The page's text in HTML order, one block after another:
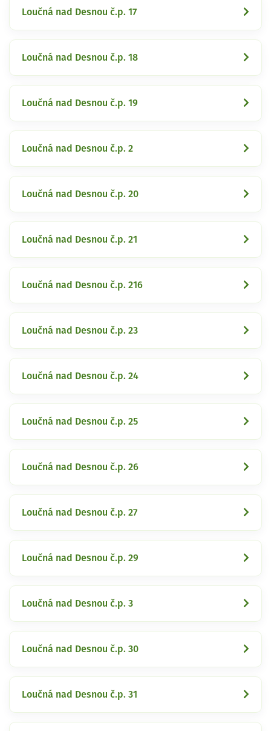
Loučná nad Desnou č.p. 17
Loučná nad Desnou č.p. 18
Loučná nad Desnou č.p. 19
Loučná nad Desnou č.p. 2
Loučná nad Desnou č.p. 20
Loučná nad Desnou č.p. 21
Loučná nad Desnou č.p. 216
Loučná nad Desnou č.p. 23
Loučná nad Desnou č.p. 24
Loučná nad Desnou č.p. 25
Loučná nad Desnou č.p. 26
Loučná nad Desnou č.p. 27
Loučná nad Desnou č.p. 29
Loučná nad Desnou č.p. 3
Loučná nad Desnou č.p. 30
Loučná nad Desnou č.p. 31